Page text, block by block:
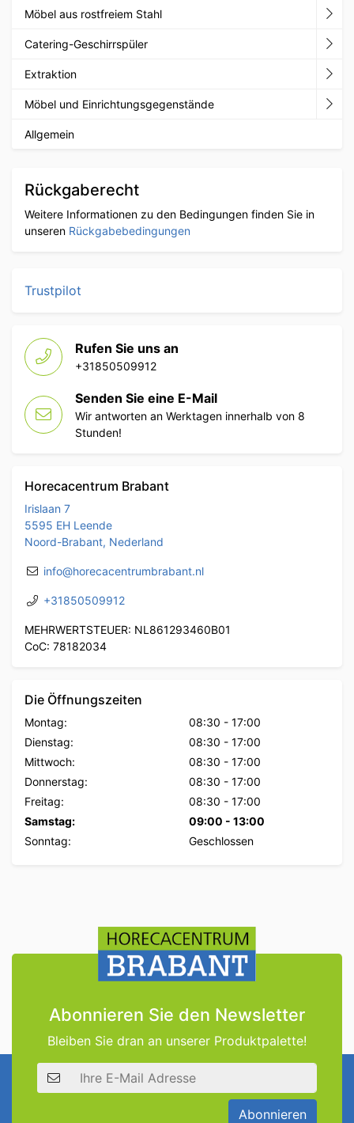
Möbel aus rostfreiem Stahl
Catering-Geschirrspüler
Extraktion
Möbel und Einrichtungsgegenstände
Allgemein
Rückgaberecht
Weitere Informationen zu den Bedingungen finden Sie in
unseren Rückgabebedingungen
Trustpilot
Rufen Sie uns an
+31850509912
Senden Sie eine E-Mail
Wir antworten an Werktagen innerhalb von 8
Stunden!
Horecacentrum Brabant
Irislaan 7
5595 EH Leende
Noord-Brabant, Nederland
info@horecacentrumbrabant.nl
+31850509912
MEHRWERTSTEUER: NL861293460B01
CoC: 78182034
Die Öffnungszeiten
Montag: 08:30 - 17:00
Dienstag:
08:30 - 17:00
Mittwoch:
08:30 - 17:00
Donnerstag:
08:30 - 17:00
Freitag:
08:30 - 17:00
Samstag:
09:00 - 13:00
Sonntag:
Geschlossen
Abonnieren Sie den Newsletter
Bleiben Sie dran an unserer Produktpalette!
E-Mail Adresse
Abonnieren